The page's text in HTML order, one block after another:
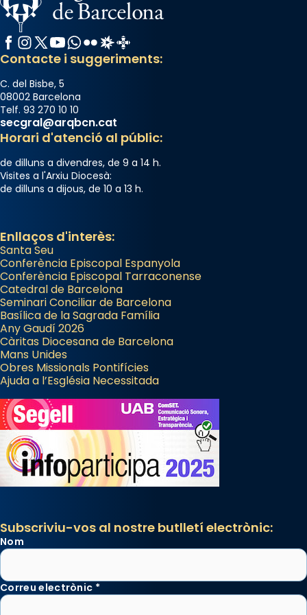
Facebook
Instagram
X / Twitter
YouTube
WhatsApp
FlickrRadio Estel
Catalunya Cristiana
Contacte i suggeriments:
C. del Bisbe, 5
08002 Barcelona
Telf. 93 270 10 10
secgral@arqbcn.cat
Horari d'atenció al públic:
de dilluns a divendres, de 9 a 14 h.
Visites a l'Arxiu Diocesà:
de dilluns a dijous, de 10 a 13 h.
Enllaços d'interès:
Santa Seu
Conferència Episcopal Espanyola
Conferència Episcopal Tarraconense
Catedral de Barcelona
Seminari Conciliar de Barcelona
Basílica de la Sagrada Família
Any Gaudí 2026
Càritas Diocesana de Barcelona
Mans Unides
Obres Missionals Pontifícies
Ajuda a l’Església Necessitada
Subscriviu-vos al nostre butlletí electrònic:
Nom
Correu electrònic *